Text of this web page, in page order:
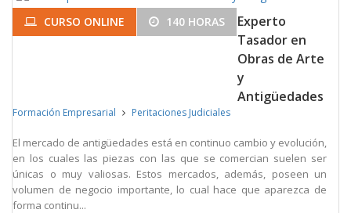
CURSO ONLINE 140 HORAS
Experto
Tasador en
Obras de Arte
y
Antigüedades
Formación Empresarial Peritaciones Judiciales
El mercado de antigüedades está en continuo cambio y evolución,
en los cuales las piezas con las que se comercian suelen ser
únicas o muy valiosas. Estos mercados, además, poseen un
volumen de negocio importante, lo cual hace que aparezca de
forma continu...